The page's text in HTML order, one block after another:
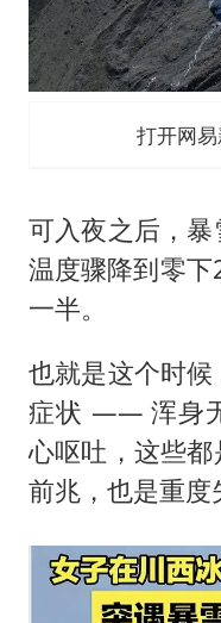
打开网
可入夜之后，
温度骤降到零
一半。
也就是这个时
症状 —— 浑身
心呕吐，这些
前兆，也是重度